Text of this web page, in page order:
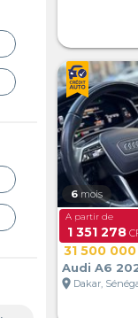
6 mois
A partir de
1 351 278
31 500 000
Audi A6
location_on Dakar,